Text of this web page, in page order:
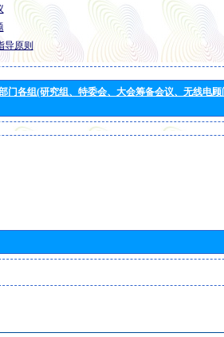
导原则
门各组(研究组、特委会、大会筹备会议、无线电